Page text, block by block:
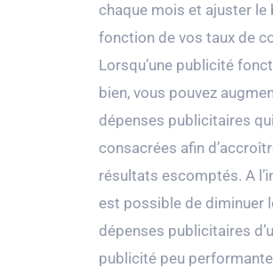
chaque mois et ajuster le
fonction de vos taux de
Lorsqu’une publicité
bien, vous pouvez
dépenses publicitaires
consacrées afin
résultats escomptés. A
est possible de diminuer
dépenses publicitaires
publicité peu